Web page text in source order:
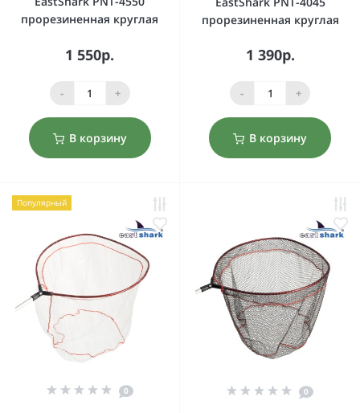
прорезиненная круглая
1 550р.
- +
В корзину
прорезиненная круглая
1 390р.
- +
В корзину
Популярный
0 0